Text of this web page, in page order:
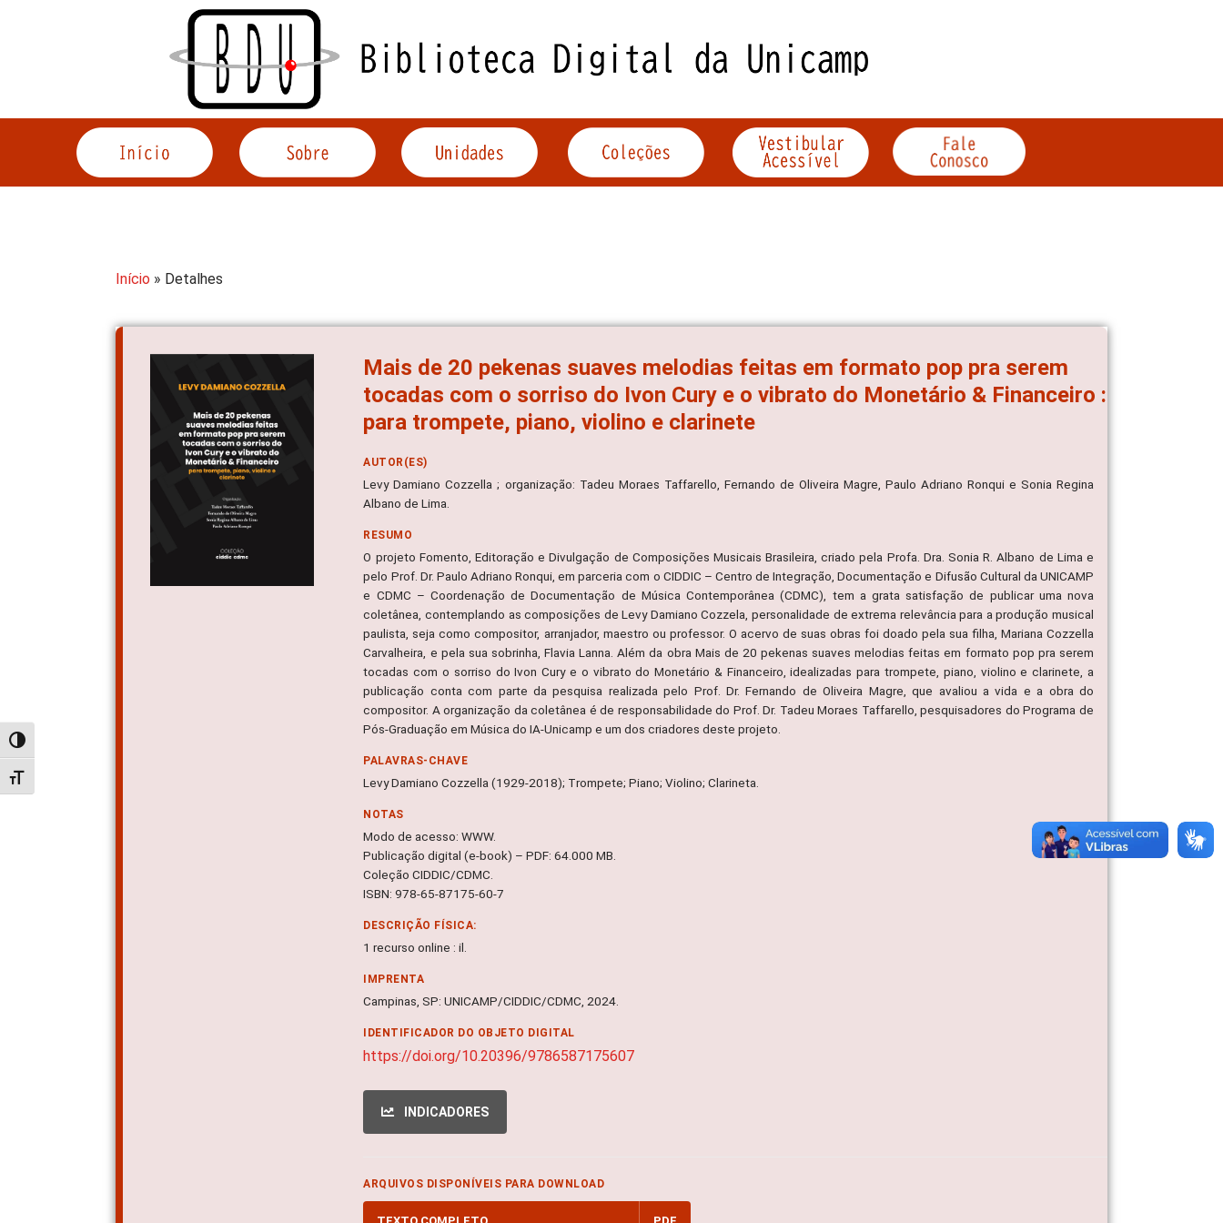
Alternar alto contraste
Alternar tamanho da fonte
Início » Detalhes
Mais de 20 pekenas suaves melodias feitas em formato pop pra serem
tocadas com o sorriso do Ivon Cury e o vibrato do Monetário & Financeiro :
para trompete, piano, violino e clarinete
AUTOR(ES)
Levy Damiano Cozzella ; organização: Tadeu Moraes Taffarello, Fernando de Oliveira Magre, Paulo Adriano Ronqui e Sonia Regina
Albano de Lima.
RESUMO
O projeto Fomento, Editoração e Divulgação de Composições Musicais Brasileira, criado pela Profa. Dra. Sonia R. Albano de Lima e
pelo Prof. Dr. Paulo Adriano Ronqui, em parceria com o CIDDIC – Centro de Integração, Documentação e Difusão Cultural da UNICAMP
e CDMC – Coordenação de Documentação de Música Contemporânea (CDMC), tem a grata satisfação de publicar uma nova
coletânea, contemplando as composições de Levy Damiano Cozzela, personalidade de extrema relevância para a produção musical
paulista, seja como compositor, arranjador, maestro ou professor. O acervo de suas obras foi doado pela sua filha, Mariana Cozzella
Carvalheira, e pela sua sobrinha, Flavia Lanna. Além da obra Mais de 20 pekenas suaves melodias feitas em formato pop pra serem
tocadas com o sorriso do Ivon Cury e o vibrato do Monetário & Financeiro, idealizadas para trompete, piano, violino e clarinete, a
publicação conta com parte da pesquisa realizada pelo Prof. Dr. Fernando de Oliveira Magre, que avaliou a vida e a obra do
compositor. A organização da coletânea é de responsabilidade do Prof. Dr. Tadeu Moraes Taffarello, pesquisadores do Programa de
Pós-Graduação em Música do IA-Unicamp e um dos criadores deste projeto.
PALAVRAS-CHAVE
Levy Damiano Cozzella (1929-2018); Trompete; Piano; Violino; Clarineta.
NOTAS
Modo de acesso: WWW.
Publicação digital (e-book) – PDF: 64.000 MB.
Coleção CIDDIC/CDMC.
ISBN: 978-65-87175-60-7
DESCRIÇÃO FÍSICA:
1 recurso online : il.
IMPRENTA
Campinas, SP: UNICAMP/CIDDIC/CDMC, 2024.
IDENTIFICADOR DO OBJETO DIGITAL
https://doi.org/10.20396/9786587175607
INDICADORES
ARQUIVOS DISPONÍVEIS PARA DOWNLOAD